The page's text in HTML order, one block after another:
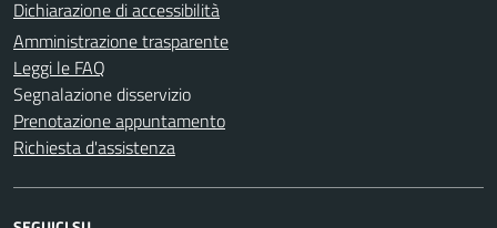
Dichiarazione di accessibilità
Amministrazione trasparente
Leggi le FAQ
Segnalazione disservizio
Prenotazione appuntamento
Richiesta d'assistenza